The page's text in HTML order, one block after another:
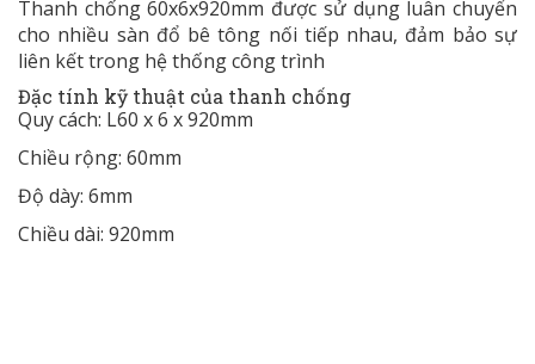
Thanh chống60x6x920mm được sử dụng luân chuyển
cho nhiều sàn đổ bê tông nối tiếp nhau, đảm bảo sự
liên kết trong hệ thống công trình
Đặc tính kỹ thuật của thanh chống
Quy cách: L60 x 6 x 920mm
Chiều rộng: 60mm
Độ dày: 6mm
Chiều dài: 920mm